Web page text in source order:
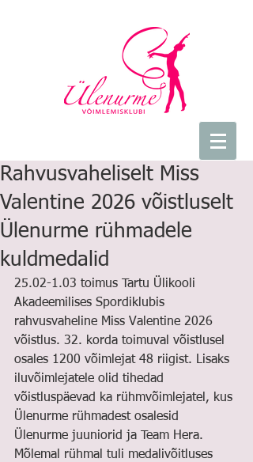
Rahvusvaheliselt Miss
Valentine 2026 võistluselt
Ülenurme rühmadele
kuldmedalid
25.02-1.03 toimus Tartu Ülikooli
Akadeemilises Spordiklubis
rahvusvaheline Miss Valentine 2026
võistlus. 32. korda toimuval võistlusel
osales 1200 võimlejat 48 riigist. Lisaks
iluvõimlejatele olid tihedad
võistluspäevad ka rühmvõimlejatel, kus
Ülenurme rühmadest osalesid
Ülenurme juuniorid ja Team Hera.
Mõlemal rühmal tuli medalivõitluses